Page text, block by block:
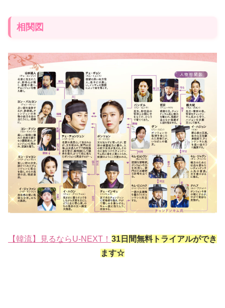
相関図
【韓流】見るならU-NEXT！ 31日間無料トライアルができ
ます☆